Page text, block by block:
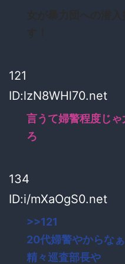
121
ID:lzN8WHl70.net
言うて婦警程度じ
ろ
134
ID:i/mXaOgS0.net
>>121
20代婦警やからなぁ
精々巡査部長や